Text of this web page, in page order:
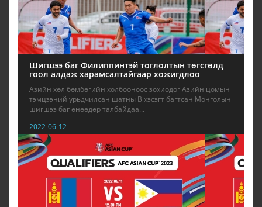
Шигшээ баг Филиппинтэй тоглолтын төгсгөлд
гоол алдаж харамсалтайгаар хожигдлоо
Азийн хөл бөмбөгийн холбооноос зохиодог Азийн цомын
тэмцээний урьдчилсан шатны B хэсэгт багтсан Монголын
шигшээ баг өнөөдөр талбайдаа...
2022-06-12